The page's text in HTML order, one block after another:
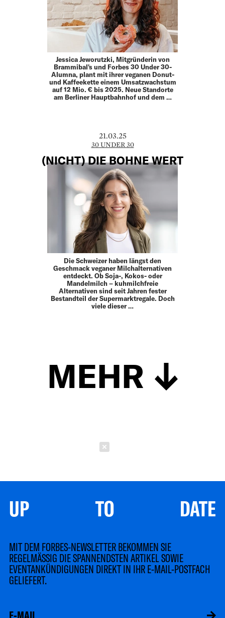
Jessica Jeworutzki, Mitgründerin von
Brammibal's und Forbes 30 Under 30-
Alumna, plant mit ihrer veganen Donut-
und Kaffeekette einem Umsatzwachstum
auf 12 Mio. € bis 2025. Neue Standorte
am Berliner Hauptbahnhof und dem …
21.03.25
30 UNDER 30
(NICHT) DIE BOHNE WERT
Die Schweizer haben längst den
Geschmack veganer Milchalternativen
entdeckt. Ob Soja-, Kokos- oder
Mandelmilch – kuhmilchfreie
Alternativen sind seit Jahren fester
Bestandteil der Supermarktregale. Doch
viele dieser …
MEHR
UP TO DATE
MIT DEM FORBES-NEWSLETTER BEKOMMEN SIE
REGELMÄSSIG DIE SPANNENDSTEN ARTIKEL SOWIE
EVENTANKÜNDIGUNGEN DIREKT IN IHR E-MAIL-POSTFACH
GELIEFERT.